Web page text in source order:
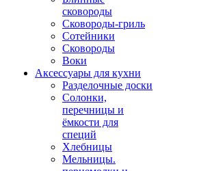
сковороды
Сковороды-гриль
Сотейники
Сковороды
Воки
Аксессуары для кухни
Разделочные доски
Солонки,
перечницы и
ёмкости для
специй
Хлебницы
Мельницы.